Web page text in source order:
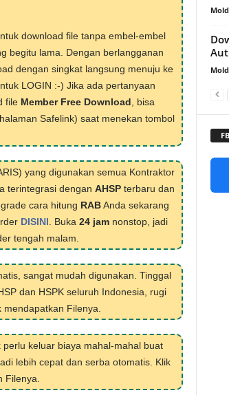
download file tanpa embel-embel
begitu lama. Dengan berlangganan
dengan singkat langsung menuju ke
LOGIN :-) Jika ada pertanyaan
file Member Free Download , bisa
Safelink) saat menekan tombol
yang digunakan semua Kontraktor
terintegrasi dengan AHSPterbaru dan
cara hitung RABAnda sekarang
DISINI . Buka 24 jam nonstop, jadi
tengah malam.
sangat mudah digunakan. Tinggal
dan HSPK seluruh Indonesia, rugi
mendapatkan Filenya.
perlu keluar biaya mahal-mahal buat
lebih cepat dan serba otomatis. Klik
Filenya.